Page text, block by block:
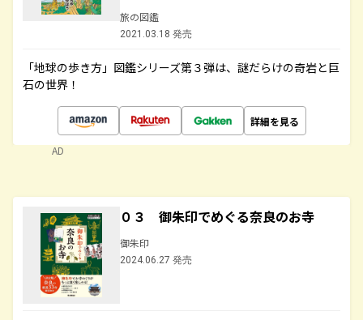
旅の図鑑
2021.03.18 発売
「地球の歩き方」図鑑シリーズ第３弾は、謎だらけの奇岩と巨
石の世界！
詳細を見る
AD
０３ 御朱印でめぐる奈良のお寺
御朱印
2024.06.27 発売